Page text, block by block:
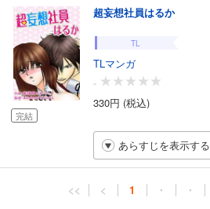
完結
超妄想社員はるか
TL
TLマンガ
-
330円 (税込)
あらすじを表示する
<< < 1 ・ ・